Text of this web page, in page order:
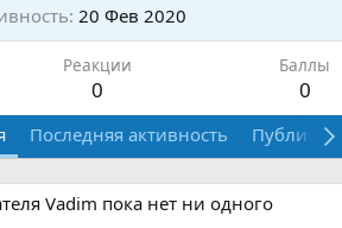
20 Фев 2020
Реакции
0
Баллы
0
Последняя активность
Vadim пока нет ни одного